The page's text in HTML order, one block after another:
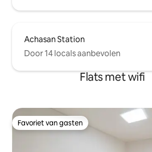
Achasan Station
Door 14 locals aanbevolen
Flats met wifi
Favoriet van gasten
Favoriet van gasten